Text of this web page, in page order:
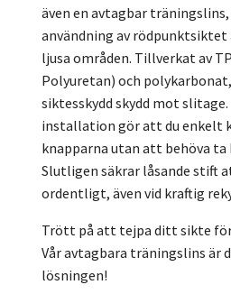
även en avtagbar
användning av rödpunktsiktet
ljusa områden. Tillverkat av
Polyuretan) och
siktesskydd skydd mot slitage.
installation gör att du enkelt
knapparna utan att behöva ta
Slutligen säkrar låsande stift
ordentligt, även vid kraftig
Trött på att tejpa ditt sikte
Vår avtagbara träningslins är
lösningen!